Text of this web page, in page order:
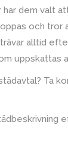
dem valt
och tror
alltid
uppskattas
Ta